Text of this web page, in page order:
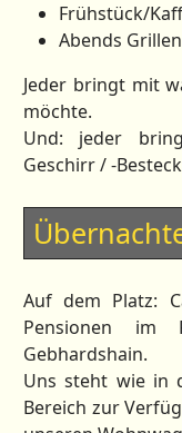
Frühstück/
Abends
Jeder bringt mit
möchte.
Und: jeder
Geschirr / -
Auf dem Platz:
Pensionen im
Gebhardshain.
Uns steht wie in
Bereich zur